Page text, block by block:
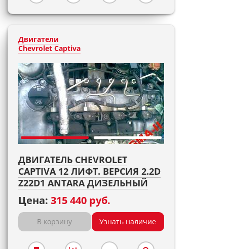
Двигатели
Chevrolet Captiva
ДВИГАТЕЛЬ CHEVROLET
CAPTIVA 12 ЛИФТ. ВЕРСИЯ 2.2D
Z22D1 ANTARA ДИЗЕЛЬНЫЙ
Цена: 315 440 руб.
В корзину Узнать наличие